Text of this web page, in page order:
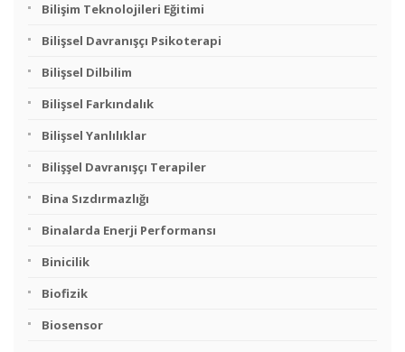
Bilişim Teknolojileri Eğitimi
Bilişsel Davranışçı Psikoterapi
Bilişsel Dilbilim
Bilişsel Farkındalık
Bilişsel Yanlılıklar
Bilişşel Davranışçı Terapiler
Bina Sızdırmazlığı
Binalarda Enerji Performansı
Binicilik
Biofizik
Biosensor